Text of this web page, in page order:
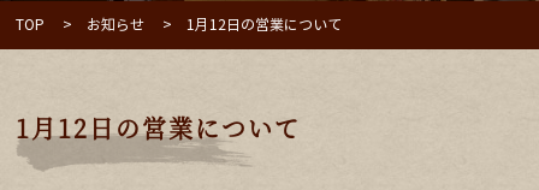
TOP お知らせ 1月12日の営業について
1月12日の営業について